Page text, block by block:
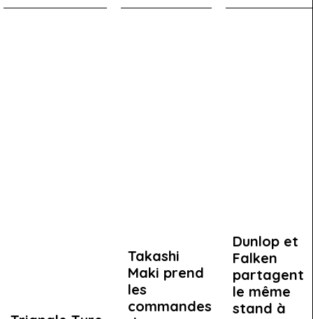
Takashi
Maki prend
les
commandes
Dunlop et
Falken
partagent
le même
stand à